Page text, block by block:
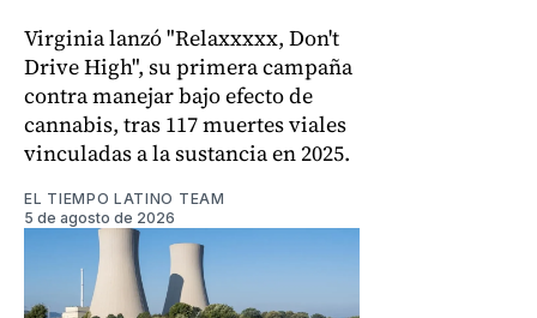
Virginia lanzó "Relaxxxxx, Don't
Drive High", su primera campaña
contra manejar bajo efecto de
cannabis, tras 117 muertes viales
vinculadas a la sustancia en 2025.
EL TIEMPO LATINO TEAM
5 de agosto de 2026